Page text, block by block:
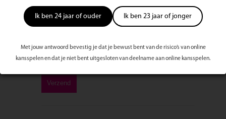
Ik ben 24 jaar of ouder Ik ben 23 jaar of jonger
Met jouw antwoord bevestig je dat je bewust bent van de risico’s van online
kansspelen en dat je niet bent uitgesloten van deelname aan online kansspelen.